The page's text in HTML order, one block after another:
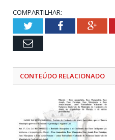
COMPARTILHAR:
TwitterFacebook
Email
CONTEÚDO RELACIONADO